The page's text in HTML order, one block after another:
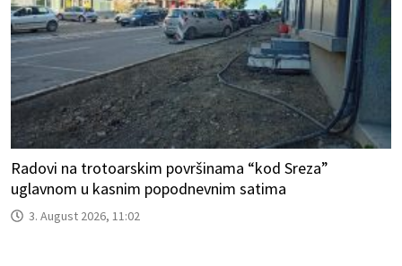
Radovi na trotoarskim površinama “kod Sreza”
uglavnom u kasnim popodnevnim satima
3. August 2026, 11:02